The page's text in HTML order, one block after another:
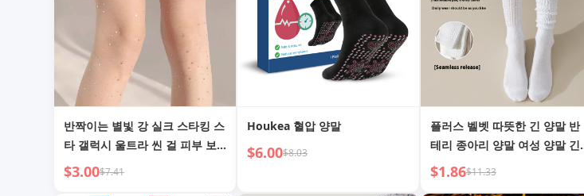
반짝이는 별빛 강 실크 스타킹 스
타 갤럭시 울트라 씬 걸 피부 보
정 팬티스타킹
$3.00$7.41
Houkea 혈압 양말
$6.00$8.03
플러스 벨벳 따뜻한 긴 양말 반
테리 종아리 양말 여성 양말 긴
양말
$1.86$11.33